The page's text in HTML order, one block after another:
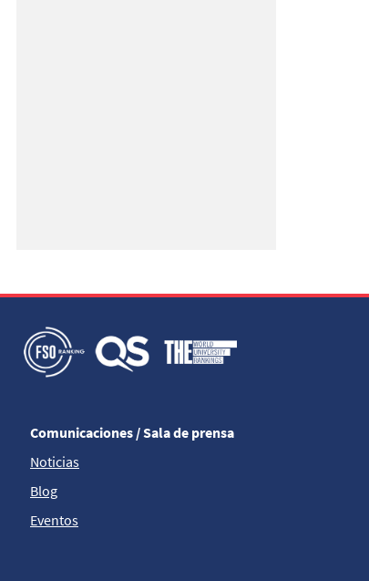
Comunicaciones / Sala de prensa
Noticias
Blog
Eventos